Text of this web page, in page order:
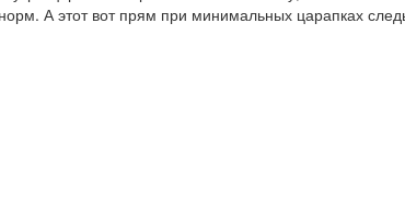
А этот вот прям при минимальных царапках